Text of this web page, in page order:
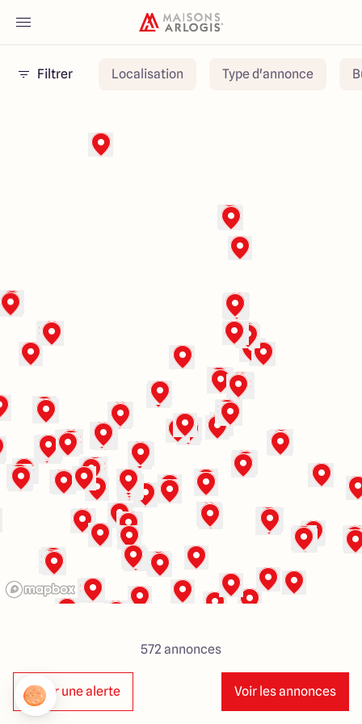
Accueil
Nos maisons
Maisons ARLOGIS Nord
03 66 72 64 60
Valenciennes - Marly 03 27 45 60 30
4.4 4.8
Filtrer Localisation Type d'annonce
572 annonces
Créer une alerte Voir les annonces